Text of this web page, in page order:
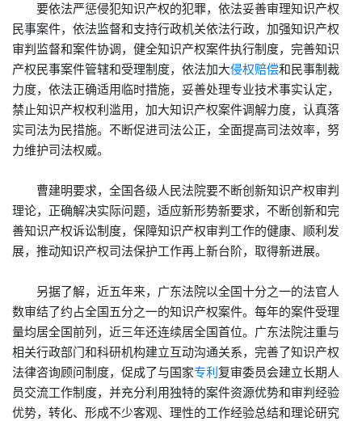
要依法严惩侵犯知识产权的犯罪，依法妥善审理知识产权
民事案件，依法监督和支持行政机关依法行政，加强知识产权
审判监督和案件协调，健全知识产权案件执行制度，完善知识
产权民事案件管辖和受理制度，依法加大侵权赔偿和民事制裁
力度，依法正确适用临时措施，妥善处理专业技术事实认定，
禁止知识产权权利滥用，加大知识产权案件调解力度，认真落
实司法为民措施。不断促进司法公正，全面提高司法效率，努
力维护司法权威。
曹建明要求，全国各级人民法院要不断创新知识产权审判
理论，正确解决实际问题，适应新形势新要求，不断创新和完
善知识产权诉讼制度，保障知识产权审判工作的健康、顺利发
展，推动知识产权司法保护工作再上新台阶，取得新进展。
另据了解，近五年来，广东法院以全国十分之一的法官人
数审结了约占全国五分之一的知识产权案件。每年的案件受理
量均居全国前列，近三年还连续居全国首位。广东法院注重与
相关行政部门和科研机构建立互动沟通关系，完善了知识产权
法律咨询顾问制度，促成了与国家专利 复审委员会建立长期人
员交流工作制度，并充分利用独特的案件资源优势和审判经验
优势，转化、形成不少客观、理性的工作经验总结和理论研究